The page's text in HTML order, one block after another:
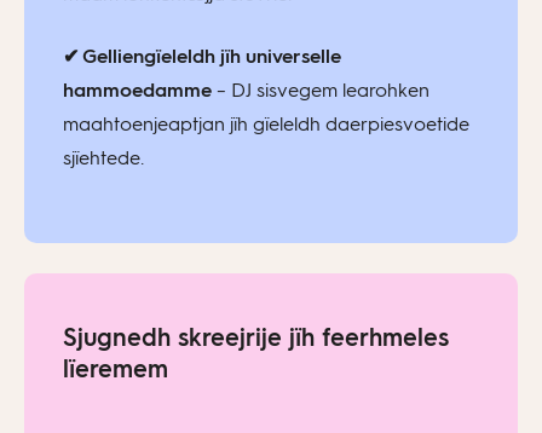
✔ Gelliengïeleldh jïh universelle
hammoedamme – DJ sisvegem learohken
maahtoenjeaptjan jïh gïeleldh daerpiesvoetide
sjïehtede.
Sjugnedh skreejrije jïh feerhmeles
lïeremem